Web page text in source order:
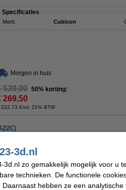
Specificaties
Merk: Cubicon
Morgen in huis
539,00 50% korting:
269,50
222,73 Excl. 21% BTW
Dit is een vervangend HEPA filter voor uw
Specificaties
3d.nl
3d.nl zo gemakkelijk mogelijk voor u
technieken. De functionele
hebben ze een